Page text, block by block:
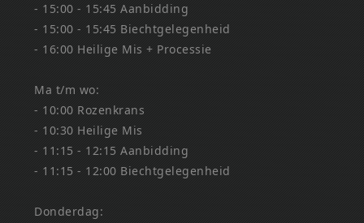
- 15:00 - 15:45 Aanbidding
- 15:00 - 15:45 Biechtgelegenheid
- 16:00 Heilige Mis + Processie
Ma t/m wo:
- 10:00 Rozenkrans
- 10:30 Heilige Mis
- 11:15 - 12:15 Aanbidding
- 11:15 - 12:00 Biechtgelegenheid
Donderdag: